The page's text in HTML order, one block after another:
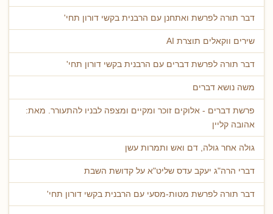
דבר תורה לפרשת ואתחנן עם הרבנית בקשי דורון תחי'
שירים ווקאלים תוצרת AI
דבר תורה לפרשת דברים עם הרבנית בקשי דורון תחי'
משה נושא דברים
פרשת דברים - אלוקים זוכר ומקיים ומצפה לבניו להתעורר. מאת:
אהובה קליין
גולה אחר גולה, דם ואש ותמרות עשן
דברי הרה"ג יעקב עדס שליט"א על קדושת השבת
דבר תורה לפרשת מטות-מסעי עם הרבנית בקשי דורון תחי'